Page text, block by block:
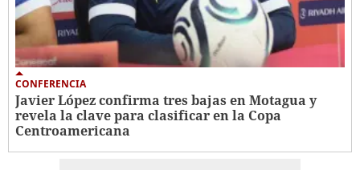
CONFERENCIA
Javier López confirma tres bajas en Motagua y
revela la clave para clasificar en la Copa
Centroamericana